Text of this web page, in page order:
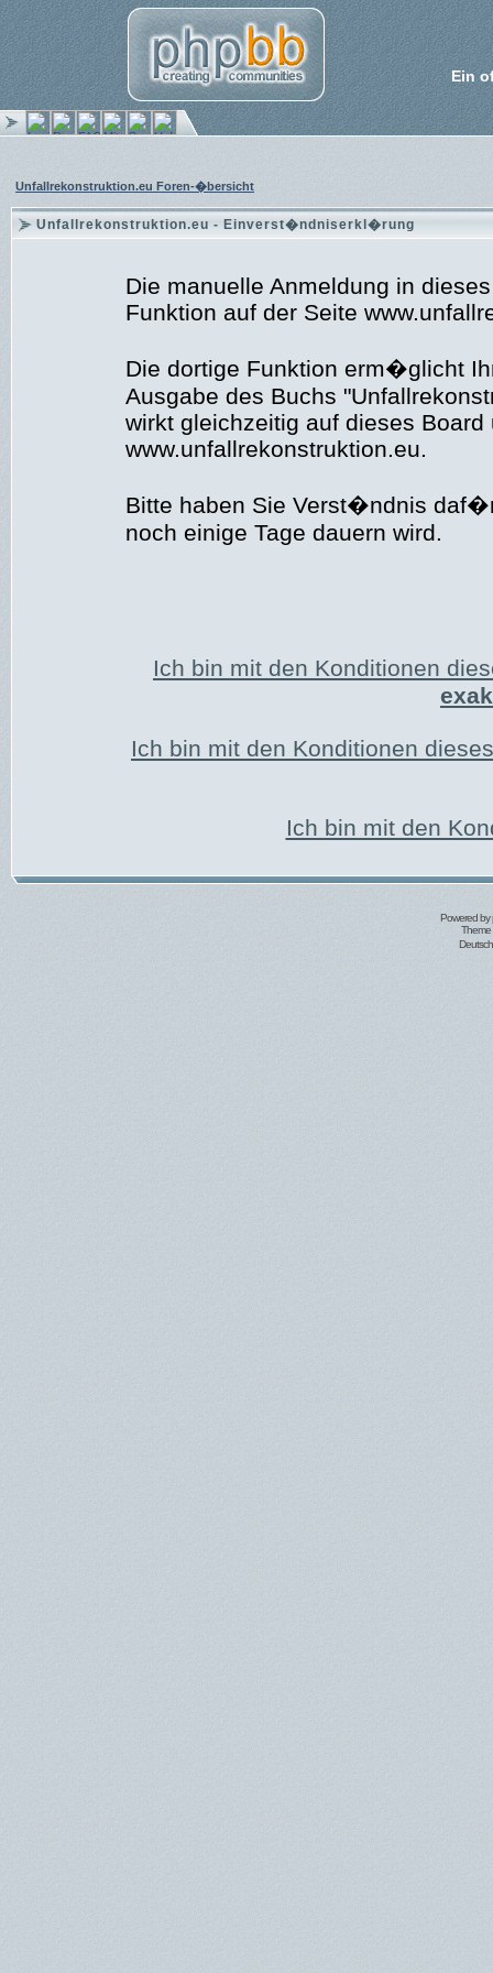
Ein
Unfallrekonstruktion.eu Foren-�bersicht
Unfallrekonstruktion.eu - Einverst�ndniserkl�rung
Die manuelle Anmeldung in
Funktion auf der Seite
Die dortige Funktion erm�glicht
Ausgabe des Buchs
wirkt gleichzeitig auf dieses
www.unfallrekonstruktion.eu.
Bitte haben Sie Verst�ndnis
noch einige Tage dauern wird.
Ich bin mit den Konditionen
Ich bin mit den Konditionen
Ich bin mit den
Powered by
Theme